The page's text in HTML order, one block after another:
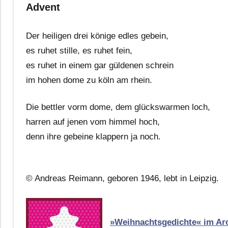
Advent
Der heiligen drei könige edles gebein,
es ruhet stille, es ruhet fein,
es ruhet in einem gar güldenen schrein
im hohen dome zu köln am rhein.
Die bettler vorm dome, dem glückswarmen loch,
harren auf jenen vom himmel hoch,
denn ihre gebeine klappern ja noch.
© Andreas Reimann, geboren 1946, lebt in Leipzig.
»Weihnachtsgedichte« im